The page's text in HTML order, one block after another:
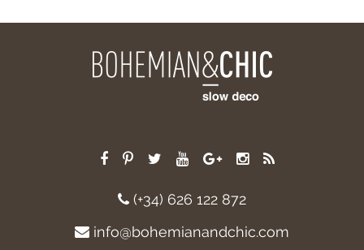
(+34) 626 122 872
info@bohemianandchic.com